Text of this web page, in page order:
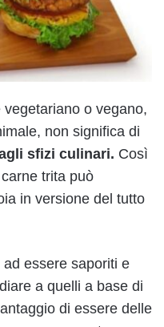
o vegano,
non significa di
sfizi culinari. Così
trita può
in versione del tutto
ad essere saporiti e
a quelli a base di
di essere delle